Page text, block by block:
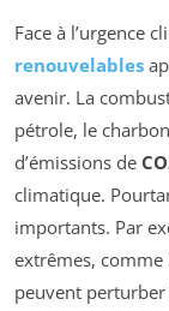
Face à l’urgence
renouvelables
avenir. La
pétrole, le
d’émissions de
climatique.
importants. Par
extrêmes, comme
peuvent perturber